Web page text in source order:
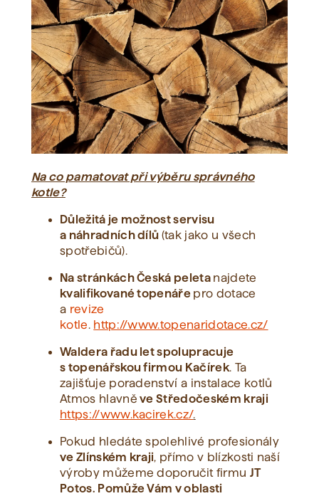
Na co pamatovat při výběru správného
kotle?
Důležitá je možnost servisu
a náhradních dílů (tak jako u všech
spotřebičů).
Na stránkách Česká peleta najdete
kvalifikované topenáře pro dotace
a revize
kotle. http://www.topenaridotace.cz/
Waldera řadu let spolupracuje
s topenářskou firmou Kačírek. Ta
zajišťuje poradenství a instalace kotlů
Atmos hlavně ve Středočeském kraji
https://www.kacirek.cz/.
Pokud hledáte spolehlivé profesionály
ve Zlínském kraji, přímo v blízkosti naší
výroby můžeme doporučit firmu JT
Potos. Pomůže Vám v oblasti